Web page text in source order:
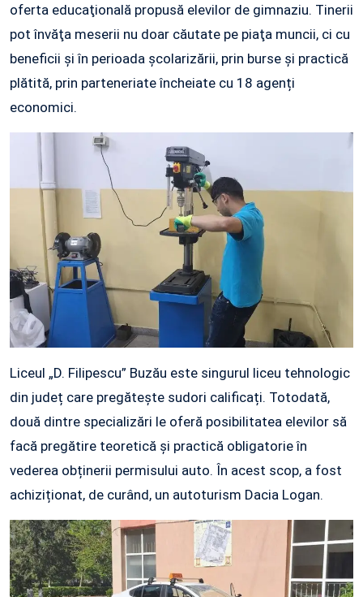
oferta educaţională propusă elevilor de gimnaziu. Tinerii
pot învăţa meserii nu doar căutate pe piaţa muncii, ci cu
beneficii şi în perioada şcolarizării, prin burse şi practică
plătită, prin parteneriate încheiate cu 18 agenți
economici.
Liceul „D. Filipescu” Buzău este singurul liceu tehnologic
din județ care pregătește sudori calificați. Totodată,
două dintre specializări le oferă posibilitatea elevilor să
facă pregătire teoretică și practică obligatorie în
vederea obținerii permisului auto. În acest scop, a fost
achiziționat, de curând, un autoturism Dacia Logan.